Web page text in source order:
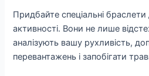
Придбайте спеціальні
активності. Вони не лише
аналізують вашу рухливість,
перевантажень і запобігати